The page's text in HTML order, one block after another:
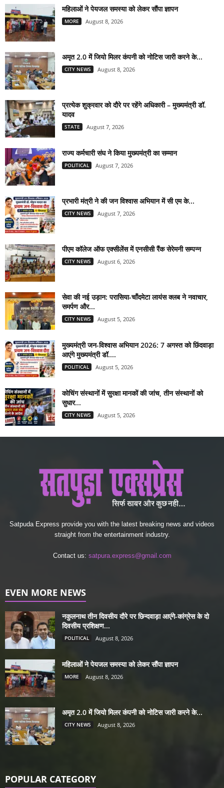
महिलाओं ने पेयजल समस्या को लेकर सौंपा ज्ञापन
MORE August 8, 2026
अमृत 2.0 में जियो मिलर कंपनी को नोटिस जारी करने के...
CITY NEWS August 8, 2026
प्रत्येक शुक्रवार को दौरे पर रहेंगे अधिकारी – मुख्यमंत्री डॉ.
यादव
STATE August 7, 2026
राज्य कर्मचारी संघ ने किया मुख्यमंत्री का सम्मान
POLITICAL August 7, 2026
प्रभारी मंत्री ने की जन विश्वास अभियान में सी एम के...
CITY NEWS August 7, 2026
पीएम कॉलेज ऑफ एक्सीलेंस में एनसीसी रैंक सेरेमनी सम्पन्न
CITY NEWS August 6, 2026
सेवा की नई उड़ान: परासिया-चाँदमेटा लायंस क्लब ने नवाचार,
समर्पण और...
CITY NEWS August 5, 2026
मुख्यमंत्री जन-विश्वास अभियान 2026: 7 अगस्त को छिंदवाड़ा
आएंगे मुख्यमंत्री डॉ....
POLITICAL August 5, 2026
कोचिंग संस्थानों में सुरक्षा मानकों की जांच, तीन संस्थानों को
सुधार...
CITY NEWS August 5, 2026
Satpuda Express provide you with the latest breaking news and videos
straight from the entertainment industry.
Contact us: satpura.express@gmail.com
EVEN MORE NEWS
नकुलनाथ तीन दिवसीय दौरे पर छिन्दवाड़ा आएंगे-कांग्रेस के दो
दिवसीय प्रशिक्षण...
POLITICAL August 8, 2026
महिलाओं ने पेयजल समस्या को लेकर सौंपा ज्ञापन
MORE August 8, 2026
अमृत 2.0 में जियो मिलर कंपनी को नोटिस जारी करने के...
CITY NEWS August 8, 2026
POPULAR CATEGORY